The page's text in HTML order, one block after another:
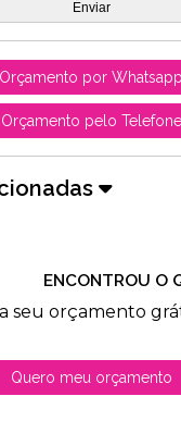
Orçamento por Whatsapp
Orçamento pelo Telefone
ENCONTROU O
seu orçamento
Quero meu orçamento